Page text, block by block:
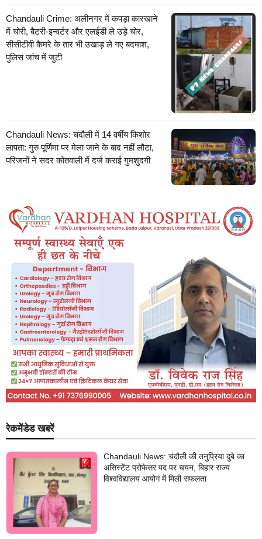
Chandauli Crime: अलीनगर में कपड़ा कारखाने
में चोरी, बैटरी-इन्वर्टर और एलईडी ले उड़े चोर,
सीसीटीवी कैमरे के तार भी उखाड़ ले गए बदमाश,
पुलिस जांच में जुटी
Chandauli News: चंदौली में 14 वर्षीय किशोर
लापता: गुरु पूर्णिमा पर मेला जाने के बाद नहीं लौटा,
परिजनों ने सदर कोतवाली में दर्ज कराई गुमशुदगी
रेकमेंडेड खबरें
Chandauli News: चंदौली की तनुप्रिया दुबे का
असिस्टेंट प्रोफेसर पद पर चयन, बिहार राज्य
विश्वविद्यालय आयोग में मिली सफलता